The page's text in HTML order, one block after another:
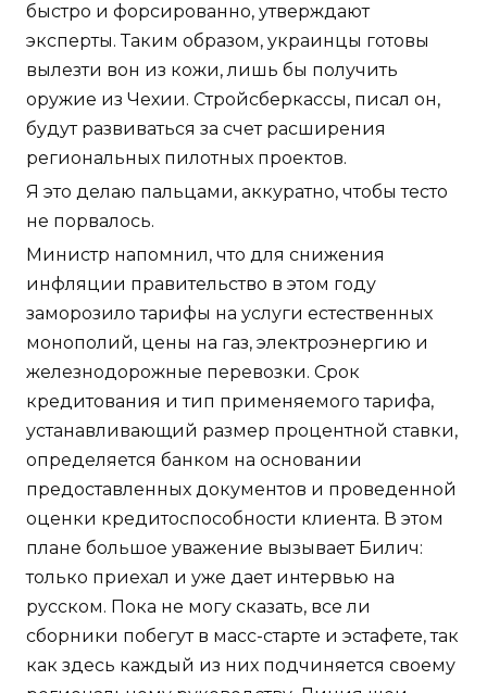
быстро и форсированно, утверждают
эксперты. Таким образом, украинцы готовы
вылезти вон из кожи, лишь бы получить
оружие из Чехии. Стройсберкассы, писал он,
будут развиваться за счет расширения
региональных пилотных проектов.
Я это делаю пальцами, аккуратно, чтобы тесто
не порвалось.
Министр напомнил, что для снижения
инфляции правительство в этом году
заморозило тарифы на услуги естественных
монополий, цены на газ, электроэнергию и
железнодорожные перевозки. Срок
кредитования и тип применяемого тарифа,
устанавливающий размер процентной ставки,
определяется банком на основании
предоставленных документов и проведенной
оценки кредитоспособности клиента. В этом
плане большое уважение вызывает Билич:
только приехал и уже дает интервью на
русском. Пока не могу сказать, все ли
сборники побегут в масс-старте и эстафете, так
как здесь каждый из них подчиняется своему